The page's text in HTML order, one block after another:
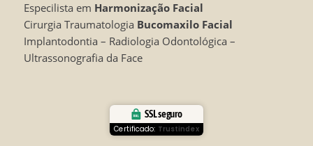
Especilista em Harmonização Facial
Cirurgia Traumatologia Bucomaxilo Facial
Implantodontia – Radiologia Odontológica –
Ultrassonografia da Face
SSL seguro
Certificado: Trustindex